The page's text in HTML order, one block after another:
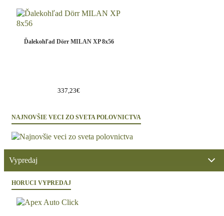
Ďalekohľad Dörr MILAN XP 8x56
337,23€
NAJNOVŠIE VECI ZO SVETA POLOVNICTVA
Vypredaj
HORUCI VYPREDAJ